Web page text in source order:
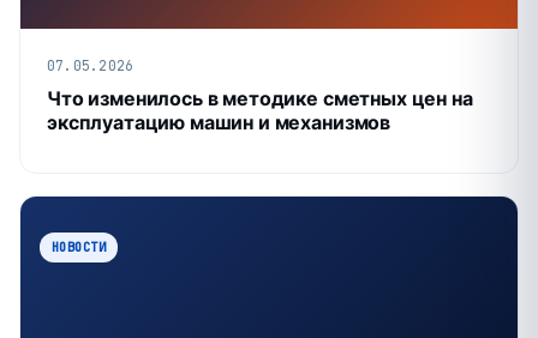
07.05.2026
Что изменилось в методике сметных цен на
эксплуатацию машин и механизмов
НОВОСТИ